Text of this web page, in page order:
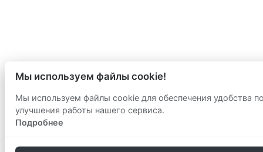
Мы используем файлы cookie!
Мы используем файлы cookie для обеспечения удобства
улучшения работы нашего сервиса.
Подробнее